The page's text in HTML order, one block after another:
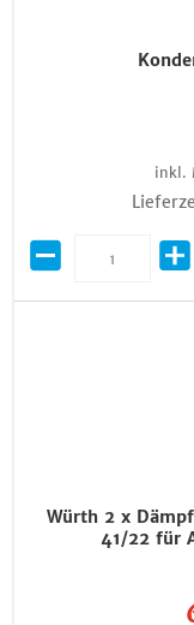
inkl.
Würth 2 x
41/22 für